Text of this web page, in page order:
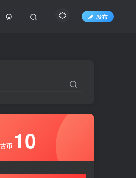
发布
古币 10
古币 10